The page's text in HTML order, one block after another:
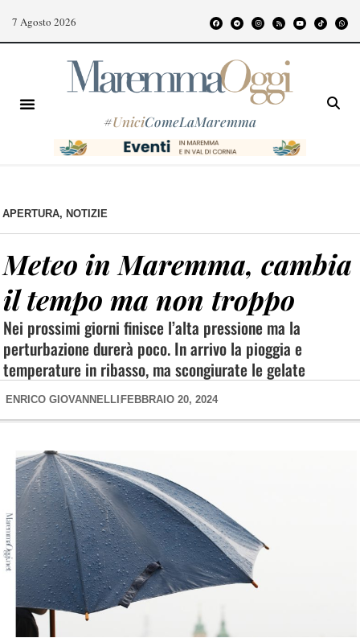
7 Agosto 2026
#UniciComeLaMaremma
APERTURA, NOTIZIE
Meteo in Maremma, cambia
il tempo ma non troppo
Nei prossimi giorni finisce l’alta pressione ma la
perturbazione durerà poco. In arrivo la pioggia e
temperature in ribasso, ma scongiurate le gelate
ENRICO GIOVANNELLI FEBBRAIO 20, 2024